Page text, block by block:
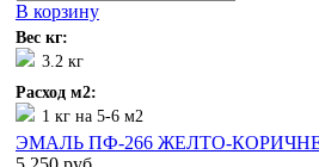
В корзину
Вес кг:
3.2 кг
Расход м2:
1 кг на 5-6 м2
ЭМАЛЬ ПФ-266 ЖЕЛТО-